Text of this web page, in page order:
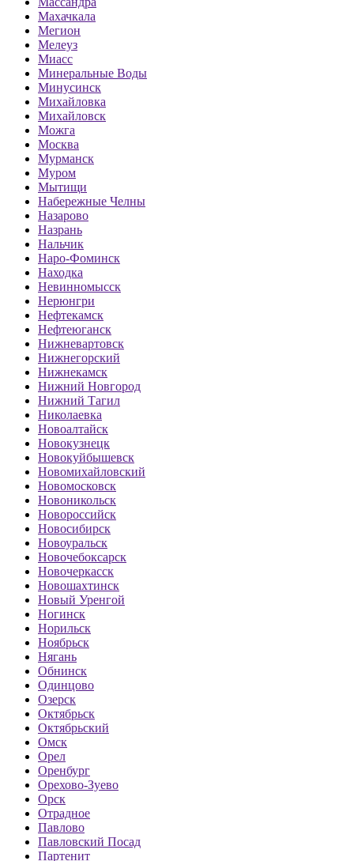
Махачкала
Мегион
Мелеуз
Миасс
Минеральные Воды
Минусинск
Михайловка
Михайловск
Можга
Москва
Мурманск
Муром
Мытищи
Набережные Челны
Назарово
Назрань
Нальчик
Наро-Фоминск
Находка
Невинномысск
Нерюнгри
Нефтекамск
Нефтеюганск
Нижневартовск
Нижнегорский
Нижнекамск
Нижний Новгород
Нижний Тагил
Николаевка
Новоалтайск
Новокузнецк
Новокуйбышевск
Новомихайловский
Новомосковск
Новоникольск
Новороссийск
Новосибирск
Новоуральск
Новочебоксарск
Новочеркасск
Новошахтинск
Новый Уренгой
Ногинск
Норильск
Ноябрьск
Нягань
Обнинск
Одинцово
Озерск
Октябрьск
Октябрьский
Омск
Орел
Оренбург
Орехово-Зуево
Орск
Отрадное
Павлово
Павловский Посад
Партенит